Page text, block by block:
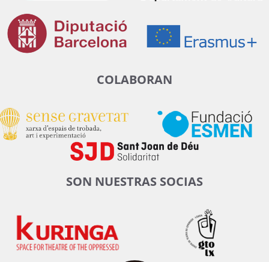
COLABORAN
SON NUESTRAS SOCIAS